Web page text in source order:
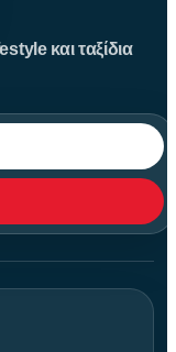
και ταξίδια